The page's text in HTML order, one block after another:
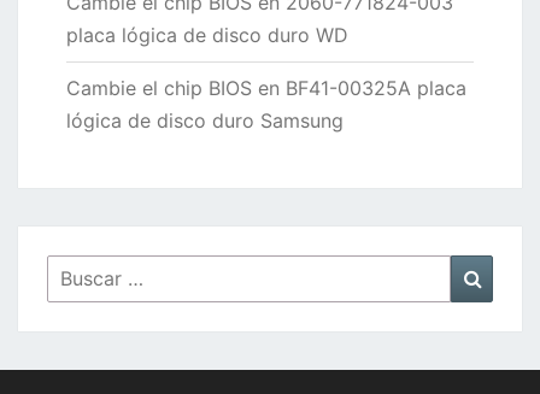
placa lógica de disco duro WD
Cambie el chip BIOS en BF41-00325A placa
lógica de disco duro Samsung
Buscar
por: